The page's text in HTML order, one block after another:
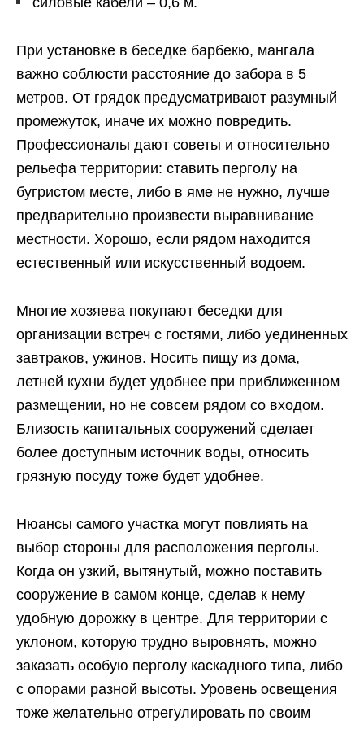
При установке в беседке барбекю, мангала
важно соблюсти расстояние до забора в 5
метров. От грядок предусматривают разумный
промежуток, иначе их можно повредить.
Профессионалы дают советы и относительно
рельефа территории: ставить перголу на
бугристом месте, либо в яме не нужно, лучше
предварительно произвести выравнивание
местности. Хорошо, если рядом находится
естественный или искусственный водоем.
Многие хозяева покупают беседки для
организации встреч с гостями, либо уединенных
завтраков, ужинов. Носить пищу из дома,
летней кухни будет удобнее при приближенном
размещении, но не совсем рядом со входом.
Близость капитальных сооружений сделает
более доступным источник воды, относить
грязную посуду тоже будет удобнее.
Нюансы самого участка могут повлиять на
выбор стороны для расположения перголы.
Когда он узкий, вытянутый, можно поставить
сооружение в самом конце, сделав к нему
удобную дорожку в центре. Для территории с
уклоном, которую трудно выровнять, можно
заказать особую перголу каскадного типа, либо
с опорами разной высоты. Уровень освещения
тоже желательно отрегулировать по своим